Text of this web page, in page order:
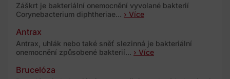
Záškrt je bakteriální onemocnění vyvolané bakterií
Corynebacterium diphtheriae... › Více
Antrax
Antrax, uhlák nebo také sněť slezinná je bakteriální
onemocnění způsobené bakterií... › Více
Brucelóza